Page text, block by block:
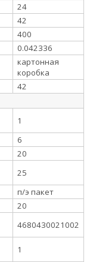
24
42
400
0.042336
картонная
коробка
42
1
6
20
25
п/э пакет
20
4680430021002
1